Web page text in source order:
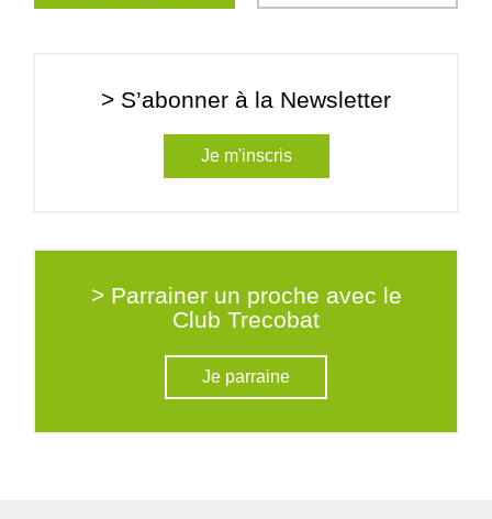
> S’abonner à la Newsletter
Je m'inscris
> Parrainer un proche avec le
Club Trecobat
Je parraine